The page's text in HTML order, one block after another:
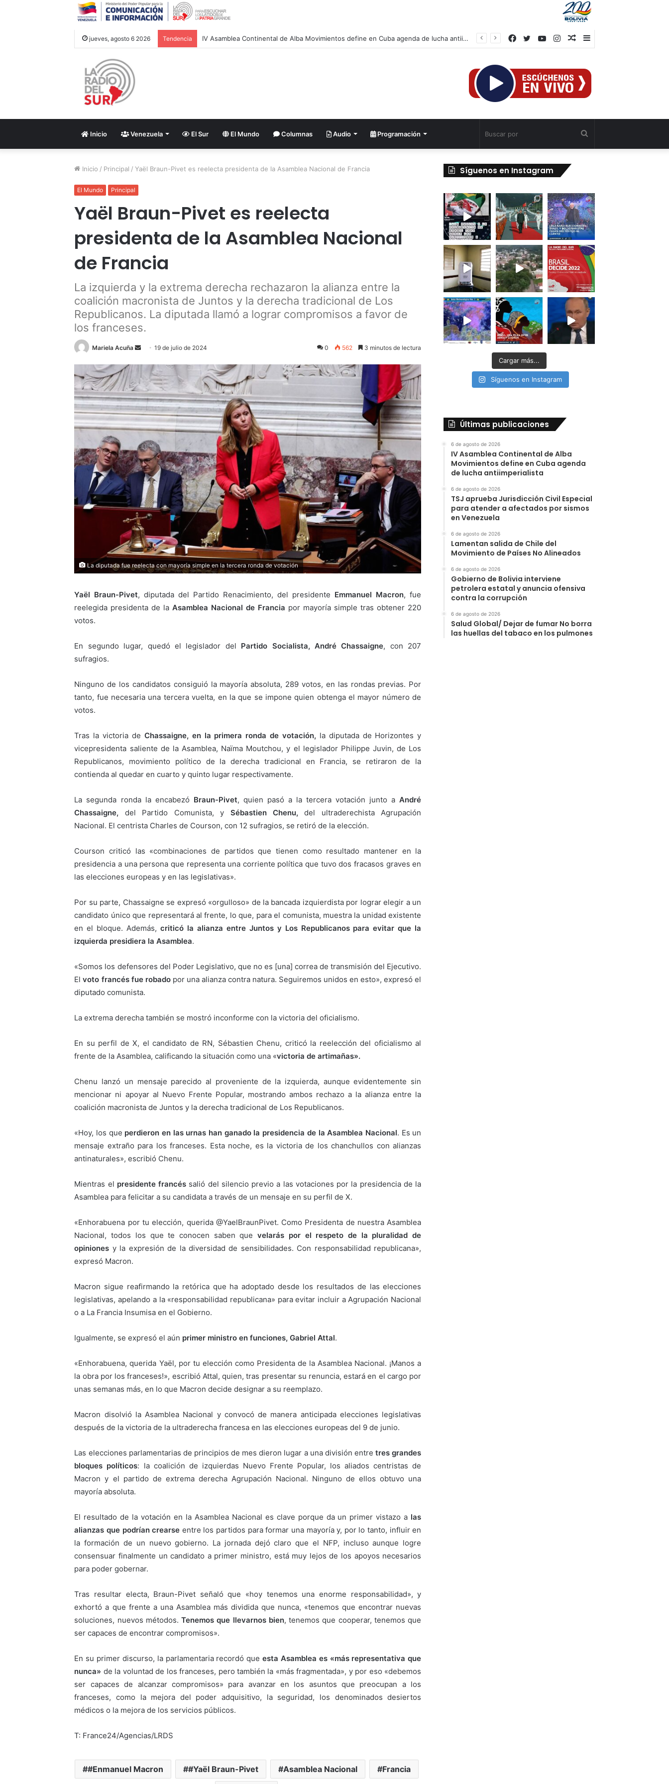
jueves, agosto 6 2026 Tendencia IV Asamblea Continental de Alba Movimientos define en Cuba agenda de lucha antiimperialista
Barra
Publicación
azar
Instagram
YouTube
Twitter
Facebook
Inicio Venezuela El Sur El Mundo Columnas Audio Programación
Inicio / Principal / Yaël Braun-Pivet es reelecta presidenta de la Asamblea Nacional de Francia
El Mundo Principal
Yaël Braun-Pivet es reelecta
presidenta de la Asamblea Nacional
de Francia
La izquierda y la extrema derecha rechazaron la alianza entre la
coalición macronista de Juntos y la derecha tradicional de Los
Republicanos. La diputada llamó a lograr compromisos a favor de
los franceses.
Mariela Acuña
Send
email
19 de julio de 2024 0 562 3 minutos de lectura
La diputada fue reelecta con mayoría simple en la tercera ronda de votación
Yaël Braun-Pivet, diputada del Partido Renacimiento, del presidente Emmanuel Macron, fue
reelegida presidenta de laAsamblea Nacional de Francia por mayoría simple tras obtener 220
votos.
En segundo lugar, quedó el legislador del Partido Socialista, André Chassaigne, con 207
sufragios.
Ninguno de los candidatos consiguió la mayoría absoluta, 289 votos, en las rondas previas. Por
tanto, fue necesaria una tercera vuelta, en la que se impone quien obtenga el mayor número de
votos.
Tras la victoria de Chassaigne, en la primera ronda de votación, la diputada de Horizontes y
vicepresidenta saliente de la Asamblea, Naïma Moutchou, y el legislador Philippe Juvin, de Los
Republicanos, movimiento político de la derecha tradicional en Francia, se retiraron de la
contienda al quedar en cuarto y quinto lugar respectivamente.
La segunda ronda la encabezó Braun-Pivet, quien pasó a la tercera votación junto aAndré
Chassaigne, del Partido Comunista, y Sébastien Chenu, del ultraderechista Agrupación
Nacional. El centrista Charles de Courson, con 12 sufragios, se retiró de la elección.
Courson criticó las «combinaciones de partidos que tienen como resultado mantener en la
presidencia a una persona que representa una corriente política que tuvo dos fracasos graves en
las elecciones europeas y en las legislativas».
Por su parte, Chassaigne se expresó «orgulloso» de la bancada izquierdista por lograr elegir a un
candidato único que representará al frente, lo que, para el comunista, muestra la unidad existente
en el bloque. Además,criticó la alianza entre Juntos y Los Republicanos para evitar que la
izquierda presidiera la Asamblea.
«Somos los defensores del Poder Legislativo, que no es [una] correa de transmisión del Ejecutivo.
Elvoto francés fue robadopor una alianza contra natura. Seguiremos unidos en esto», expresó el
diputado comunista.
La extrema derecha también se mostró inconforme con la victoria del oficialismo.
En su perfil de X, el candidato de RN, Sébastien Chenu, criticó la reelección del oficialismo al
frente de la Asamblea, calificando la situación como una «victoria de artimañas».
Chenu lanzó un mensaje parecido al proveniente de la izquierda, aunque evidentemente sin
mencionar ni apoyar al Nuevo Frente Popular, mostrando ambos rechazo a la alianza entre la
coalición macronista de Juntos y la derecha tradicional de Los Republicanos.
«Hoy, los que perdieron en las urnas han ganado la presidencia de la Asamblea Nacional. Es un
mensaje extraño para los franceses. Esta noche, es la victoria de los chanchullos con alianzas
antinaturales», escribió Chenu.
Mientras el presidente francés salió del silencio previo a las votaciones por la presidencia de la
Asamblea para felicitar a su candidata a través de un mensaje en su perfil de X.
«Enhorabuena por tu elección, querida @YaelBraunPivet. Como Presidenta de nuestra Asamblea
Nacional, todos los que te conocen saben quevelarás por el respeto de la pluralidad de
opiniones y la expresión de la diversidad de sensibilidades. Con responsabilidad republicana»,
expresó Macron.
Macron sigue reafirmando la retórica que ha adoptado desde los resultados de las elecciones
legislativas, apelando a la «responsabilidad republicana» para evitar incluir a Agrupación Nacional
o a La Francia Insumisa en el Gobierno.
Igualmente, se expresó el aún primer ministro en funciones, Gabriel Attal.
«Enhorabuena, querida Yaël, por tu elección como Presidenta de la Asamblea Nacional. ¡Manos a
la obra por los franceses!», escribió Attal, quien, tras presentar su renuncia, estará en el cargo por
unas semanas más, en lo que Macron decide designar a su reemplazo.
Macron disolvió la Asamblea Nacional y convocó de manera anticipada elecciones legislativas
después de la victoria de la ultraderecha francesa en las elecciones europeas del 9 de junio.
Las elecciones parlamentarias de principios de mes dieron lugar a una división entretres grandes
bloques políticos: la coalición de izquierdas Nuevo Frente Popular, los aliados centristas de
Macron y el partido de extrema derecha Agrupación Nacional. Ninguno de ellos obtuvo una
mayoría absoluta.
El resultado de la votación en la Asamblea Nacional es clave porque da un primer vistazo a las
alianzas que podrían crearse entre los partidos para formar una mayoría y, por lo tanto, influir en
la formación de un nuevo gobierno. La jornada dejó claro que el NFP, incluso aunque logre
consensuar finalmente un candidato a primer ministro, está muy lejos de los apoyos necesarios
para poder gobernar.
Tras resultar electa, Braun-Pivet señaló que «hoy tenemos una enorme responsabilidad», y
exhortó a que frente a una Asamblea más dividida que nunca, «tenemos que encontrar nuevas
soluciones, nuevos métodos.Tenemos que llevarnos bien, tenemos que cooperar, tenemos que
ser capaces de encontrar compromisos».
En su primer discurso, la parlamentaria recordó que esta Asamblea es «más representativa que
nunca» de la voluntad de los franceses, pero también la «más fragmentada», y por eso «debemos
ser capaces de alcanzar compromisos» para avanzar en los asuntos que preocupan a los
franceses, como la mejora del poder adquisitivo, la seguridad, los denominados desiertos
médicos o la mejora de los servicios públicos.
T: France24/Agencias/LRDS
#Enmanuel Macron #Yaël Braun-Pivet Asamblea Nacional Francia
Síguenos en Instagram
Cargar más...
Síguenos en Instagram
Últimas publicaciones
6 de agosto de 2026
IV Asamblea Continental de Alba
Movimientos define en Cuba agenda
de lucha antiimperialista
6 de agosto de 2026
TSJ aprueba Jurisdicción Civil Especial
para atender a afectados por sismos
en Venezuela
6 de agosto de 2026
Lamentan salida de Chile del
Movimiento de Países No Alineados
6 de agosto de 2026
Gobierno de Bolivia interviene
petrolera estatal y anuncia ofensiva
contra la corrupción
6 de agosto de 2026
Salud Global/ Dejar de fumar No borra
las huellas del tabaco en los pulmones